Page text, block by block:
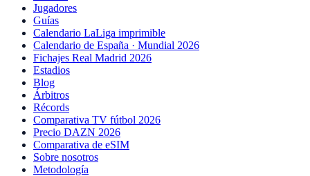
Jugadores
Guías
Calendario LaLiga imprimible
Calendario de España · Mundial 2026
Fichajes Real Madrid 2026
Estadios
Blog
Árbitros
Récords
Comparativa TV fútbol 2026
Precio DAZN 2026
Comparativa de eSIM
Sobre nosotros
Metodología